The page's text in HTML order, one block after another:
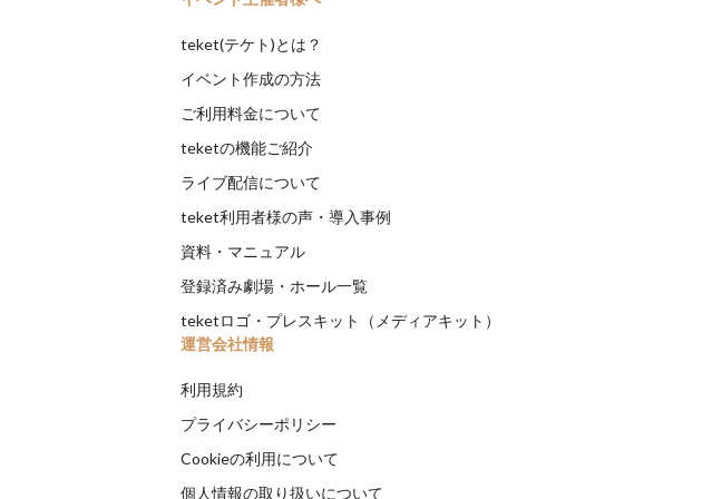
teket(テケト)とは？
イベント作成の方法
ご利用料金について
teketの機能ご紹介
ライブ配信について
teket利用者様の声・導入事例
資料・マニュアル
登録済み劇場・ホール一覧
teketロゴ・プレスキット（メディアキット）
運営会社情報
利用規約
プライバシーポリシー
Cookieの利用について
個人情報の取り扱いについて